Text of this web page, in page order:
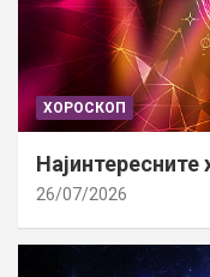
ХОРОСКОП
Најинтересните
26/07/2026